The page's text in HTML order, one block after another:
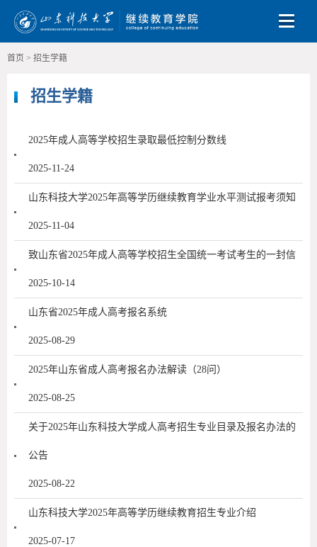
Toggle
首页 > 招生学籍
招生学籍
2025年成人高等学校招生录取最低控制分数线
2025-11-24
山东科技大学2025年高等学历继续教育学业水平测试报考须知
2025-11-04
致山东省2025年成人高等学校招生全国统一考试考生的一封信
2025-10-14
山东省2025年成人高考报名系统
2025-08-29
2025年山东省成人高考报名办法解读（28问）
2025-08-25
关于2025年山东科技大学成人高考招生专业目录及报名办法的
公告
2025-08-22
山东科技大学2025年高等学历继续教育招生专业介绍
2025-07-17